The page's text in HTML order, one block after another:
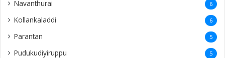
Navanthurai 6
Kollankaladdi 6
Parantan 5
Pudukudiyiruppu 5